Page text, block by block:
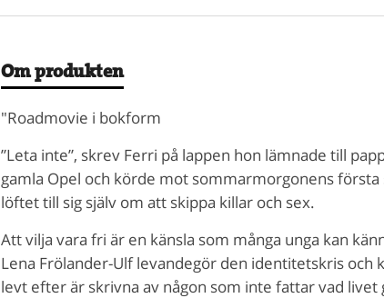
Om produkten
"Roadmovie i bokform
”Leta inte”, skrev Ferri på lappen hon lämnade till
gamla Opel och körde mot sommarmorgonens
löftet till sig själv om att skippa killar och sex.
Att vilja vara fri är en känsla som många unga kan
Lena Frölander-Ulf levandegör den identitetskris
levt efter är skrivna av någon som inte fattar vad livet